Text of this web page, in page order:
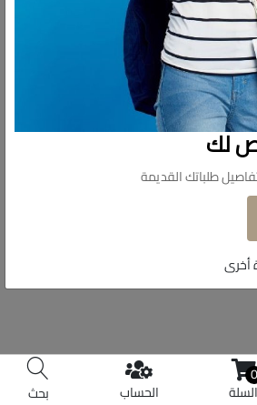
السلة الحساب بحث
تابعونا
للاستيراد.
بواسطة
لك
طلباتك القديمة
أخرى